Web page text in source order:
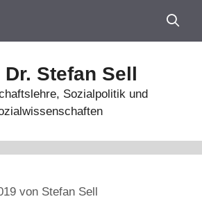
Dr. Stefan Sell
Sozialpolitik und
von Stefan Sell